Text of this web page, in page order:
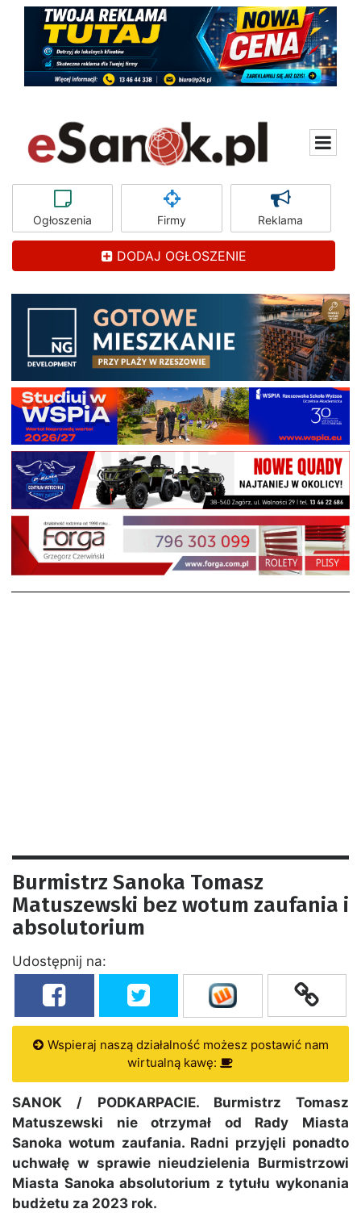
Ogłoszenia Firmy Reklama
DODAJ OGŁOSZENIE
Burmistrz Sanoka Tomasz
Matuszewski bez wotum zaufania i
absolutorium
Udostępnij na:
Wspieraj naszą działalność możesz postawić nam
wirtualną kawę:
SANOK / PODKARPACIE. Burmistrz Tomasz
Matuszewski nie otrzymał od Rady Miasta
Sanoka wotum zaufania. Radni przyjęli ponadto
uchwałę w sprawie nieudzielenia Burmistrzowi
Miasta Sanoka absolutorium z tytułu wykonania
budżetu za 2023 rok.